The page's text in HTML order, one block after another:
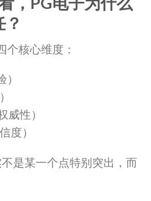
个核心维度：
性）
度）
是某一个点特别突出，而